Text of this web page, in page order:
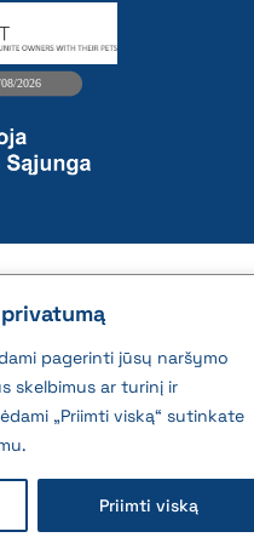
pagerinti jūsų naršymo
skelbimus ar turinį ir
„Priimti viską“ sutinkate
Priimti viską
| VĮ Žemės ūkio